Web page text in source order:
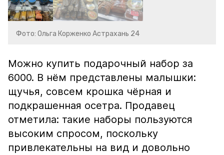
Фото: Ольга Корженко Астрахань 24
Можно купить подарочный набор за
6000. В нём представлены малышки:
щучья, совсем крошка чёрная и
подкрашенная осетра. Продавец
отметила: такие наборы пользуются
высоким спросом, поскольку
привлекательны на вид и довольно